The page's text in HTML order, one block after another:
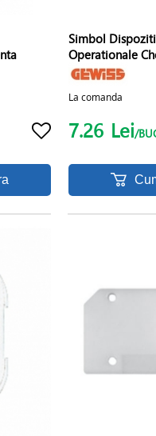
Simbol
Operationale
La comanda
7.26 Lei/